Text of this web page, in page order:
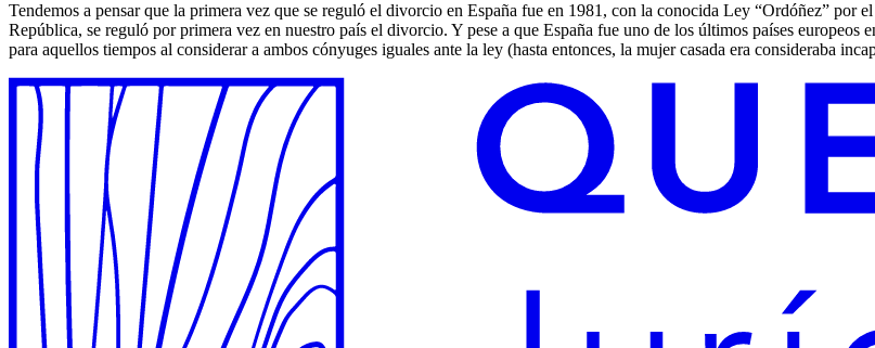
Tendemos a pensar que la primera vez que se reguló el divorcio en España fue en 1981, con la conocida Ley “Ordóñez” por
República, se reguló por primera vez en nuestro país el divorcio. Y pese a que España fue uno de los últimos países
para aquellos tiempos al considerar a ambos cónyuges iguales ante la ley (hasta entonces, la mujer casada era consideraba